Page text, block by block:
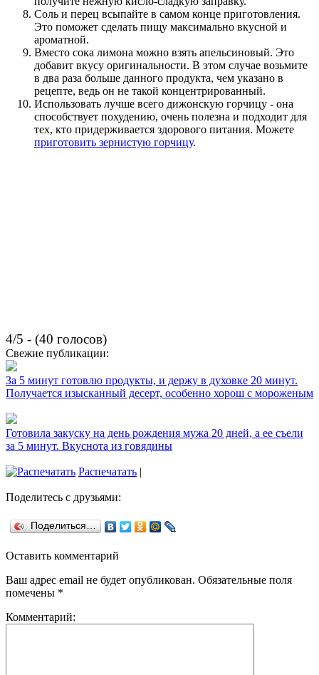
Соль и перец всыпайте в самом конце приготовления.
Это поможет сделать пищу максимально вкусной и
ароматной.
Вместо сока лимона можно взять апельсиновый. Это
добавит вкусу оригинальности. В этом случае возьмите
в два раза больше данного продукта, чем указано в
рецепте, ведь он не такой концентрированный.
Использовать лучше всего дижонскую горчицу - она
способствует похудению, очень полезна и подходит для
тех, кто придерживается здорового питания. Можете
приготовить зернистую горчицу.
4/5 - (40 голосов)
Свежие публикации:
За 5 минут готовлю продукты, и держу в духовке 20 минут.
Получается изысканный десерт, особенно хорош с мороженым
Готовила закуску на день рождения мужа 20 дней, а ее съели
за 5 минут. Вкуснота из говядины
Распечатать |
Поделитесь с друзьями:
Поделиться…
Оставить комментарий
Ваш адрес email не будет опубликован. Обязательные поля
помечены *
Комментарий: